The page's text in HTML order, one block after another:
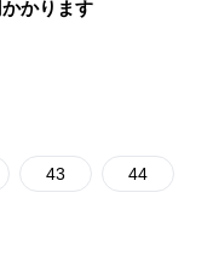
かかります
43 44